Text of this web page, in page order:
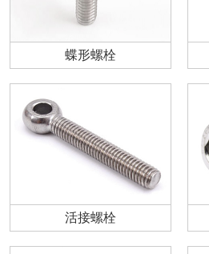
蝶形螺栓
活接螺栓